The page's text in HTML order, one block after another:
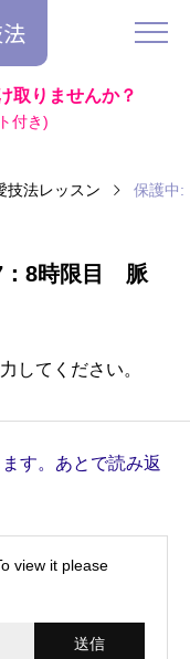
取りませんか？
付き)
技法レッスン 保護中:
：8時限目 脈
してください。
す。あとで読み返
view it please